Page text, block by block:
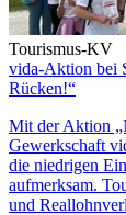
Tourismus-KV
vida-Aktion bei
Rücken!“
Mit der Aktion
Gewerkschaft
die niedrigen
aufmerksam.
und